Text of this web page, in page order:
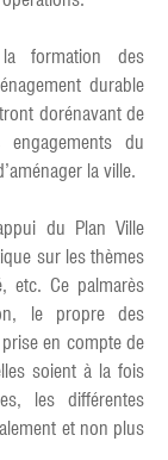
formation des
durable
dorénavant de
du
la ville.
du Plan Ville
sur les thèmes
etc. Ce palmarès
le propre des
en compte de
soient à la fois
les différentes
et non plus